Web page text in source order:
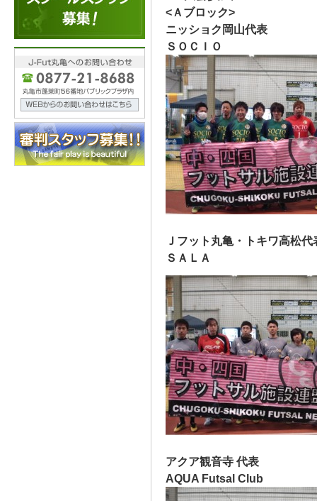
<Ａブロック>
ニッショク岡山代表
ＳＯＣＩＯ
Ｊフット丸亀・トキワ高松代
ＳＡＬＡ
アクア観音寺 代表
AQUA Futsal Club